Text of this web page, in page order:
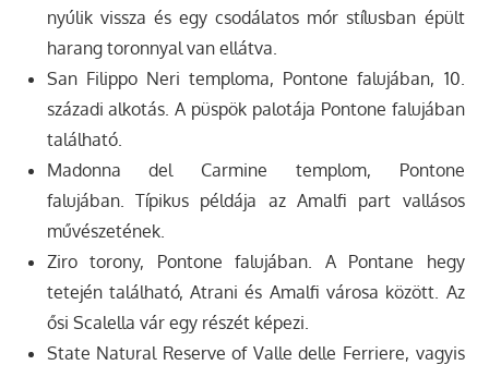
nyúlik vissza és egy csodálatos mór stílusban épült
harang toronnyal van ellátva.
San Filippo Neri temploma, Pontone falujában, 10.
századi alkotás. A püspök palotája Pontone falujában
található.
Madonna del Carmine templom, Pontone
falujában. Típikus példája az Amalfi part vallásos
művészetének.
Ziro torony, Pontone falujában. A Pontane hegy
tetején található, Atrani és Amalfi városa között. Az
ősi Scalella vár egy részét képezi.
State Natural Reserve of Valle delle Ferriere, vagyis